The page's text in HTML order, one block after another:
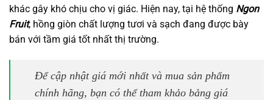
khác gây khó chịu cho vị giác. Hiện nay, tại hệ thống Ngon
Fruit, hồng giòn chất lượng tươi và sạch đang được bày
bán với tầm giá tốt nhất thị trường.
Để cập nhật giá mới nhất và mua sản phẩm
chính hãng, bạn có thể tham khảo bảng giá